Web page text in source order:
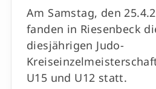
Am Samstag, den
fanden in Riesenbeck
diesjährigen Judo-
U15 und U12 statt.